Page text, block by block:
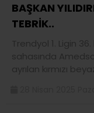
BAŞKAN
TEBRİK..
Trendyol 1. Ligin
sahasında
ayrılan kırmızı